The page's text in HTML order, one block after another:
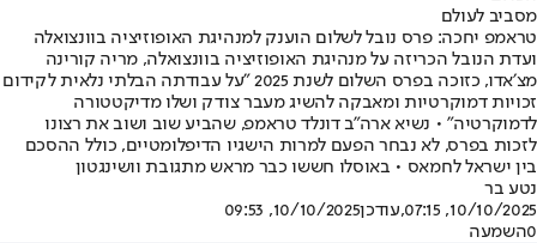
מסביב לעולם
טראמפ יחכה: פרס נובל לשלום הוענק למנהיגת האופוזיציה בוונצואלה
ועדת הנובל הכריזה על מנהיגת האופוזיציה בוונצואלה, מריה קורינה
מצ׳אדו, כזוכה בפרס השלום לשנת 2025 ״על עבודתה הבלתי נלאית לקידום
זכויות דמוקרטיות ומאבקה להשיג מעבר צודק ושלו מדיקטטורה
לדמוקרטיה״ • נשיא ארה״ב דונלד טראמפ, שהביע שוב ושוב את רצונו
לזכות בפרס, לא נבחר הפעם למרות הישגיו הדיפלומטיים, כולל ההסכם
בין ישראל לחמאס • באוסלו חששו כבר מראש מתגובת וושינגטון
נטע בר
10/10/2025, 07:15
,עודכן10/10/2025, 09:53
0השמעה